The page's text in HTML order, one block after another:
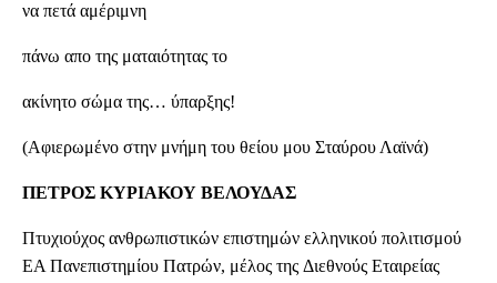
να πετά αμέριμνη
πάνω απο της ματαιότητας το
ακίνητο σώμα της… ύπαρξης!
(Aφιερωμένο στην μνήμη του θείου μου Σταύρου Λαϊνά)
ΠΕΤΡΟΣ ΚΥΡΙΑΚΟΥ ΒΕΛΟΥΔΑΣ
Πτυχιούχος ανθρωπιστικών επιστημών ελληνικού πολιτισμού
ΕΑ Πανεπιστημίου Πατρών, μέλος της Διεθνούς Εταιρείας